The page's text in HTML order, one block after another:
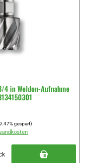
4 in Weldon-Aufnahme
gespart)